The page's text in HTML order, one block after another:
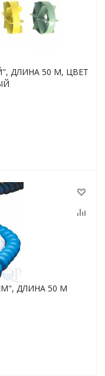
ДЛИНА 50 М, ЦВЕТ
ДОРОЖКИ "РИМ", ДЛИНА 50 М